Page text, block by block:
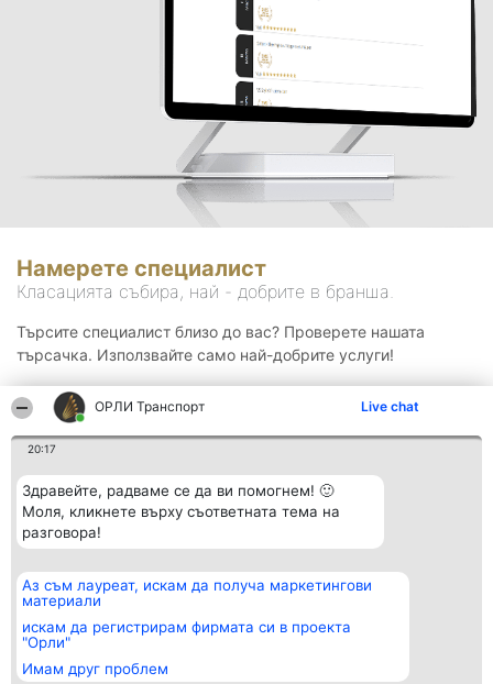
ОРЛИ Транспорт Live chat
20:17
Здравейте, радваме се да ви помогнем! 🙂
Моля, кликнете върху съответната тема на
разговора!
Аз съм лауреат, искам да получа маркетингови
материали
искам да регистрирам фирмата си в проекта
"Орли"
Имам друг проблем
Намерете специалист
Класацията събира, най - добрите в бранша.
Търсите специалист близо до вас? Проверете нашата
търсачка. Използвайте само най-добрите услуги!
Организатор на
класиране
BulevardulAleea Timișul De
Sus Nr. 2, Bl. A30, Sc. A, Et.
4, Ap. 13
Класация
всички
Контакти